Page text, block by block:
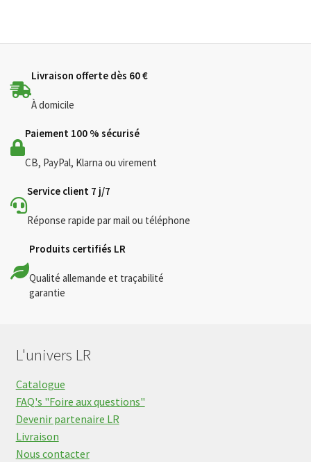
Livraison offerte dès 60 €
À domicile
Paiement 100 % sécurisé
CB, PayPal, Klarna ou virement
Service client 7 j/7
Réponse rapide par mail ou téléphone
Produits certifiés LR
Qualité allemande et traçabilité
garantie
L'univers LR
Catalogue
FAQ's "Foire aux questions"
Devenir partenaire LR
Livraison
Nous contacter